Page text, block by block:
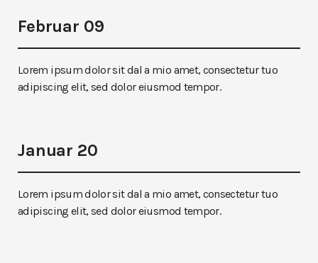
Februar 09
Lorem ipsum dolor sit dal a mio amet, consectetur tuo
adipiscing elit, sed dolor eiusmod tempor.
Januar 20
Lorem ipsum dolor sit dal a mio amet, consectetur tuo
adipiscing elit, sed dolor eiusmod tempor.